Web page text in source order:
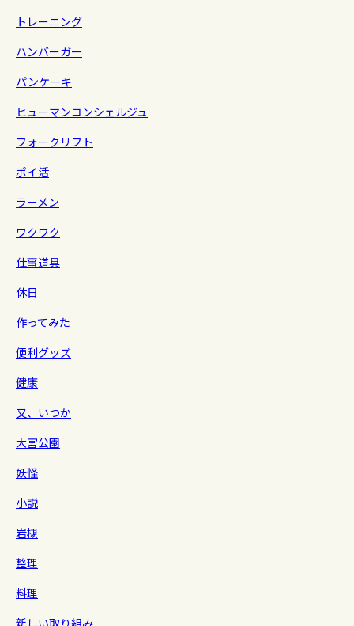
トレーニング
ハンバーガー
パンケーキ
ヒューマンコンシェルジュ
フォークリフト
ポイ活
ラーメン
ワクワク
仕事道具
休日
作ってみた
便利グッズ
健康
又、いつか
大宮公園
妖怪
小説
岩槻
整理
料理
新しい取り組み